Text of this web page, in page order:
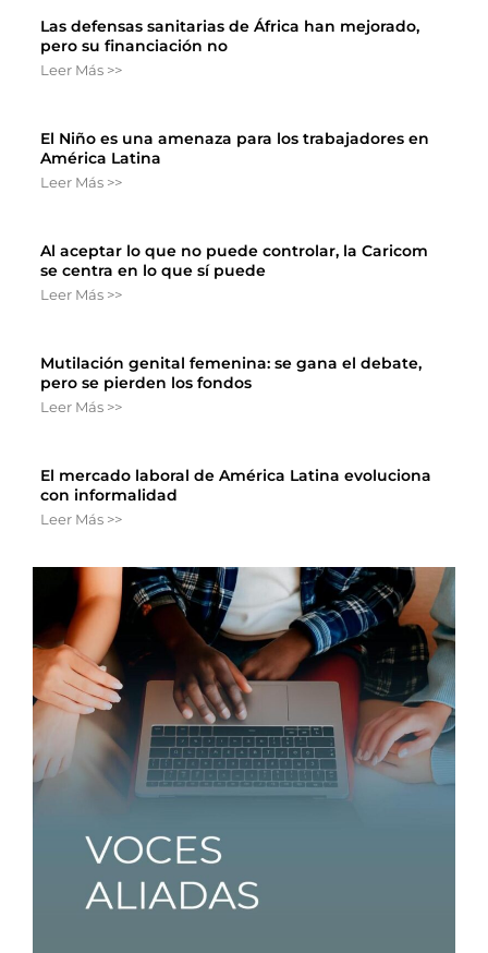
Las defensas sanitarias de África han mejorado,
pero su financiación no
Leer Más >>
El Niño es una amenaza para los trabajadores en
América Latina
Leer Más >>
Al aceptar lo que no puede controlar, la Caricom
se centra en lo que sí puede
Leer Más >>
Mutilación genital femenina: se gana el debate,
pero se pierden los fondos
Leer Más >>
El mercado laboral de América Latina evoluciona
con informalidad
Leer Más >>